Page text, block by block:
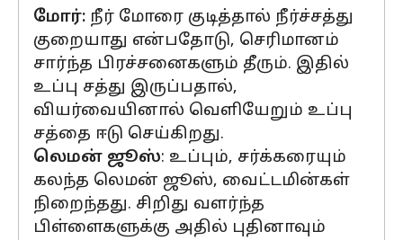
மோர்: நீர் மோரை குடித்தால் நீர்ச்சத்து
குறையாது என்பதோடு, செரிமானம்
சார்ந்த பிரச்சனைகளும் தீரும். இதில்
உப்பு சத்து இருப்பதால்,
வியர்வையினால் வெளியேறும் உப்பு
சத்தை ஈடு செய்கிறது.
லெமன் ஜூஸ்: உப்பும், சர்க்கரையும்
கலந்த லெமன் ஜூஸ், வைட்டமின்கள்
நிறைந்தது. சிறிது வளர்ந்த
பிள்ளைகளுக்கு அதில் புதினாவும்